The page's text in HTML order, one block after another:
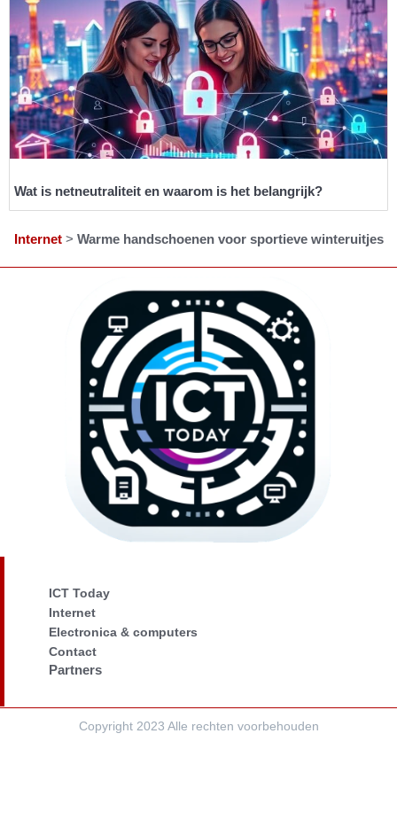
Wat is netneutraliteit en waarom is het belangrijk?
Internet> Warme handschoenen voor sportieve winteruitjes
ICT Today
Internet
Electronica & computers
Contact
Partners
Copyright 2023 Alle rechten voorbehouden